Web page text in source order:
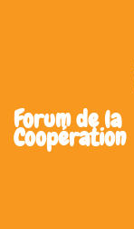
Forum de la
Coopération